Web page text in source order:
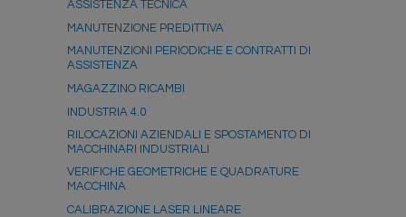
ASSISTENZA TECNICA
MANUTENZIONE PREDITTIVA
MANUTENZIONI PERIODICHE E CONTRATTI DI
ASSISTENZA
MAGAZZINO RICAMBI
INDUSTRIA 4.0
RILOCAZIONI AZIENDALI E SPOSTAMENTO DI
MACCHINARI INDUSTRIALI
VERIFICHE GEOMETRICHE E QUADRATURE
MACCHINA
CALIBRAZIONE LASER LINEARE